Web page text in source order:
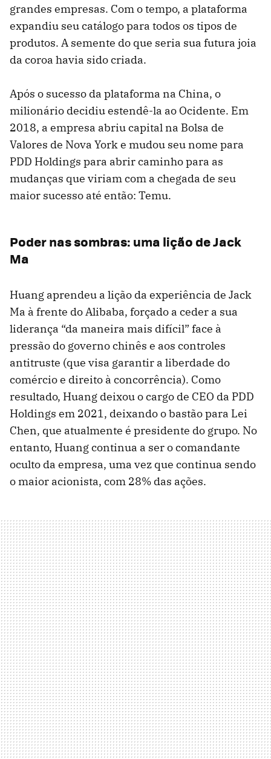
grandes empresas. Com o tempo, a plataforma
expandiu seu catálogo para todos os tipos de
produtos. A semente do que seria sua futura joia
da coroa havia sido criada.
Após o sucesso da plataforma na China, o
milionário decidiu estendê-la ao Ocidente. Em
2018, a empresa abriu capital na Bolsa de
Valores de Nova York e mudou seu nome para
PDD Holdings para abrir caminho para as
mudanças que viriam com a chegada de seu
maior sucesso até então: Temu.
Poder nas sombras: uma lição de Jack
Ma
Huang aprendeu a lição da experiência de Jack
Ma à frente do Alibaba, forçado a ceder a sua
liderança “da maneira mais difícil” face à
pressão do governo chinês e aos controles
antitruste (que visa garantir a liberdade do
comércio e direito à concorrência). Como
resultado, Huang deixou o cargo de CEO da PDD
Holdings em 2021, deixando o bastão para Lei
Chen, que atualmente é presidente do grupo. No
entanto, Huang continua a ser o comandante
oculto da empresa, uma vez que continua sendo
o maior acionista, com 28% das ações.